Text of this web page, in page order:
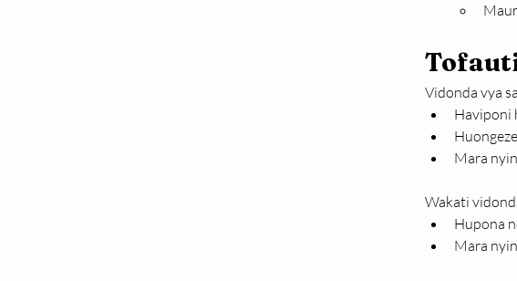
Vidonda vya
Haviponi
Mara
Wakati
Hupona
Mara